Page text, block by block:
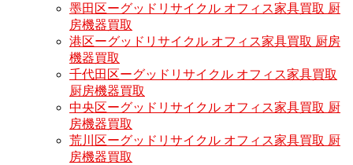
墨田区ーグッドリサイクル オフィス家具買取 厨
房機器買取
港区ーグッドリサイクル オフィス家具買取 厨房
機器買取
千代田区ーグッドリサイクル オフィス家具買取
厨房機器買取
中央区ーグッドリサイクル オフィス家具買取 厨
房機器買取
荒川区ーグッドリサイクル オフィス家具買取 厨
房機器買取